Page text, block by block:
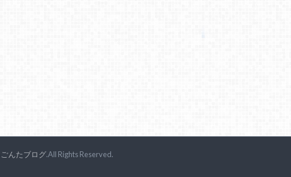
ごんたブログ.All Rights Reserved.